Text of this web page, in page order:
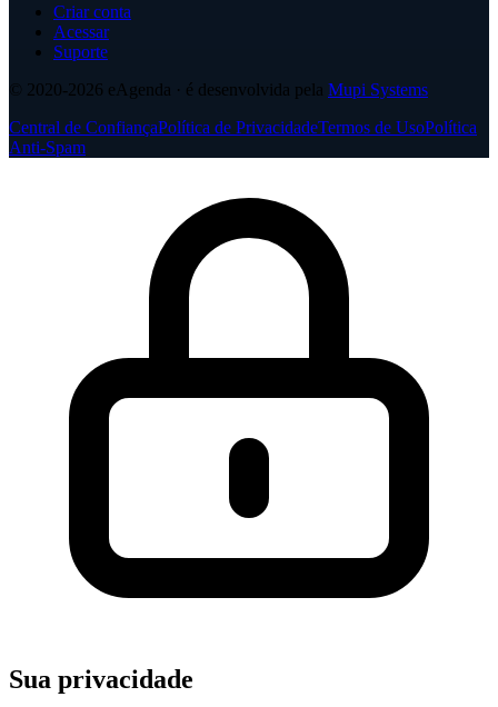
Criar conta
Acessar
Suporte
© 2020-2026 eAgenda · é desenvolvida pela Mupi Systems
Central de ConfiançaPolítica de PrivacidadeTermos de UsoPolítica
Anti-Spam
Sua privacidade